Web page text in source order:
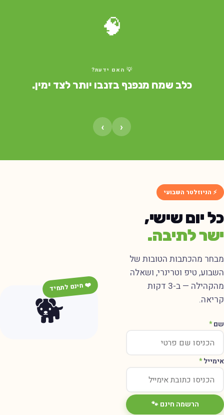
🧠
💡 האם ידעת?
כלב שמח מנפנף בזנבו יותר לצד ימין.
⚡ הניוזלטר השבועי
יום שישי,
לתיבה.
מהכתבות הטובות של
טיפ וטרינרי, ושאלה
מהקהילה — ב-3 דקות
*
*
הרשמה חינם 🐾
🐕
❤️ חינם לתמיד